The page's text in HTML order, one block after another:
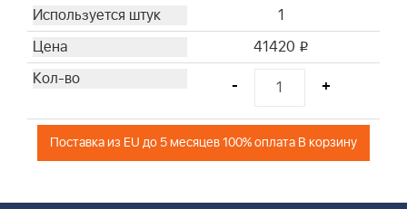
1
41420 i
- +
Поставка из EU до 5 месяцев 100% оплата В корзину